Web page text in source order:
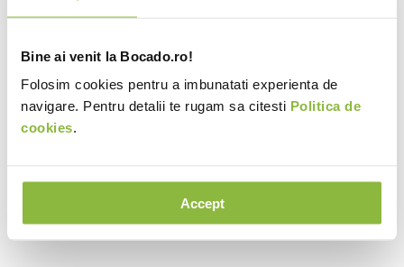
Bine ai venit la Bocado.ro!
Folosim cookies pentru a imbunatati experienta de
navigare. Pentru detalii te rugam sa citesti Politica de
cookies.
Accept